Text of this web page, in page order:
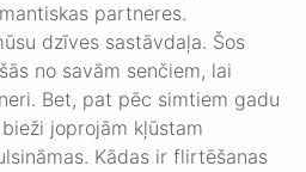
partneres.
dzīves sastāvdaļa. Šos
no savām senčiem, lai
Bet, pat pēc simtiem gadu
joprojām kļūstam
Kādas ir flirtēšanas